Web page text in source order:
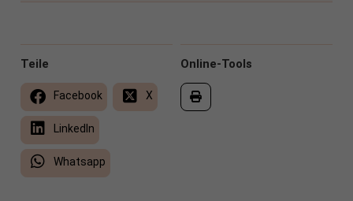
Online-Tools
Teile
Facebook X
LinkedIn
Whatsapp